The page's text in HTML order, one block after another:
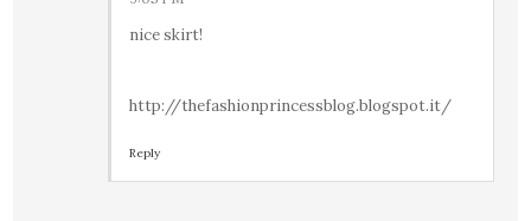
nice skirt!
http://thefashionprincessblog.blogspot.it/
Reply